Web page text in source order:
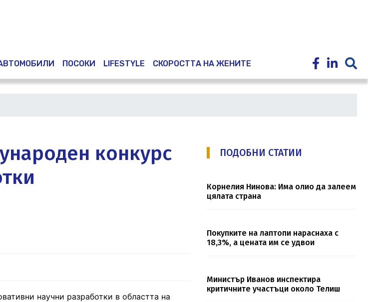
ПОСОКИ LIFESTYLE СКОРОСТТА НА ЖЕНИТЕ
конкурс
научни разработки в областта на
ПОДОБНИ СТАТИИ
Корнелия Нинова: Има олио да залеем
цялата страна
Покупките на лаптопи нараснаха с
18,3%, а цената им се удвои
Министър Иванов инспектира
критичните участъци около Телиш